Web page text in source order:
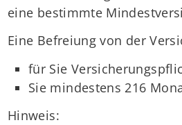
eine bestimmte
Eine Befreiung von der
für Sie
Sie mindestens 216
Hinweis: